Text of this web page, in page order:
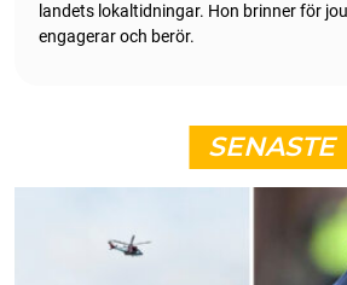
landets lokaltidningar. Hon brinner för
engagerar och berör.
SENASTE